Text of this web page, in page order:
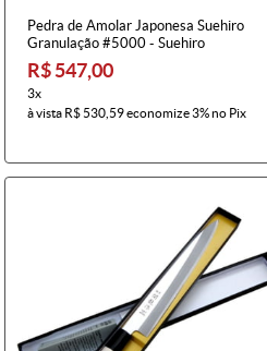
Pedra de Amolar Japonesa Suehiro
Granulação #5000 - Suehiro
R$ 547,00
3x
à vista R$ 530,59economize3%no Pix